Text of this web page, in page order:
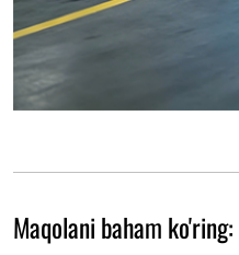
Maqolani baham ko'ring: